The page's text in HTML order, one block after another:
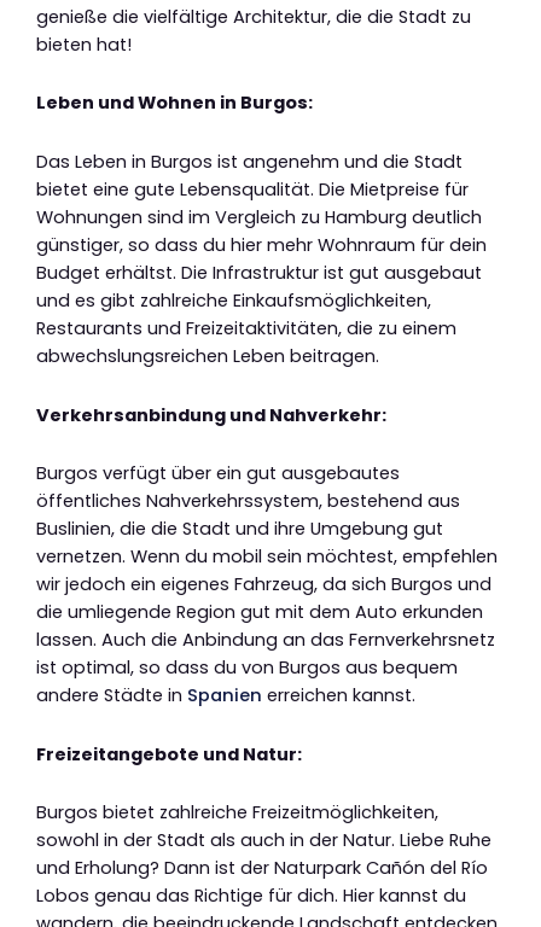
genieße die vielfältige Architektur, die die Stadt zu
bieten hat!
Leben und Wohnen in Burgos:
Das Leben in Burgos ist angenehm und die Stadt
bietet eine gute Lebensqualität. Die Mietpreise für
Wohnungen sind im Vergleich zu Hamburg deutlich
günstiger, so dass du hier mehr Wohnraum für dein
Budget erhältst. Die Infrastruktur ist gut ausgebaut
und es gibt zahlreiche Einkaufsmöglichkeiten,
Restaurants und Freizeitaktivitäten, die zu einem
abwechslungsreichen Leben beitragen.
Verkehrsanbindung und Nahverkehr:
Burgos verfügt über ein gut ausgebautes
öffentliches Nahverkehrssystem, bestehend aus
Buslinien, die die Stadt und ihre Umgebung gut
vernetzen. Wenn du mobil sein möchtest, empfehlen
wir jedoch ein eigenes Fahrzeug, da sich Burgos und
die umliegende Region gut mit dem Auto erkunden
lassen. Auch die Anbindung an das Fernverkehrsnetz
ist optimal, so dass du von Burgos aus bequem
andere Städte in Spanien erreichen kannst.
Freizeitangebote und Natur:
Burgos bietet zahlreiche Freizeitmöglichkeiten,
sowohl in der Stadt als auch in der Natur. Liebe Ruhe
und Erholung? Dann ist der Naturpark Cañón del Río
Lobos genau das Richtige für dich. Hier kannst du